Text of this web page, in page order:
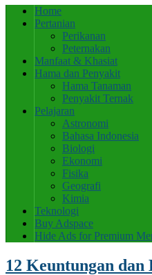
Home
Pertanian
Perikanan
Peternakan
Manfaat & Khasiat
Hama dan Penyakit
Hama Tanaman
Penyakit Ternak
Pelajaran
Astronomi
Bahasa Indonesia
Biologi
Ekonomi
Fisika
Geografi
Kimia
Teknologi
Buy Adspace
Hide Ads for Premium
12 Keuntungan